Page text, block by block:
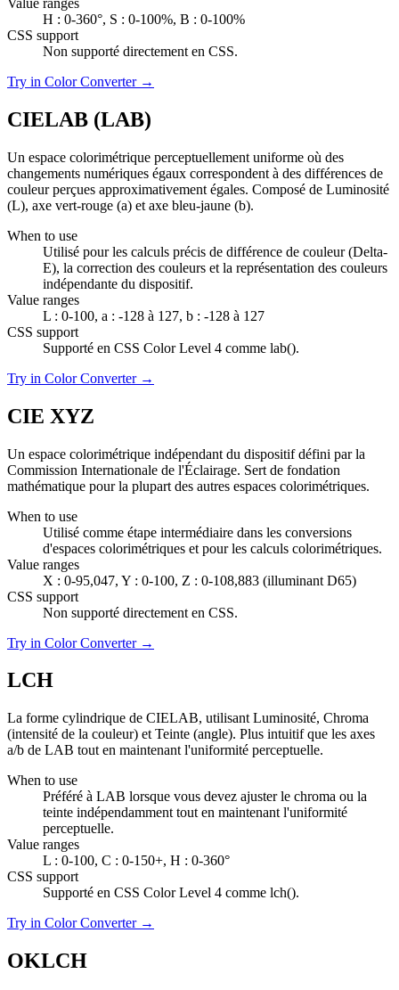
H : 0-360°, S : 0-100%, B : 0-100%
CSS support
Non supporté directement en CSS.
Try in Color Converter →
CIELAB (LAB)
Un espace colorimétrique perceptuellement uniforme où des
changements numériques égaux correspondent à des différences de
couleur perçues approximativement égales. Composé de Luminosité
(L), axe vert-rouge (a) et axe bleu-jaune (b).
When to use
Utilisé pour les calculs précis de différence de couleur (Delta-
E), la correction des couleurs et la représentation des couleurs
indépendante du dispositif.
Value ranges
L : 0-100, a : -128 à 127, b : -128 à 127
CSS support
Supporté en CSS Color Level 4 comme lab().
Try in Color Converter →
CIE XYZ
Un espace colorimétrique indépendant du dispositif défini par la
Commission Internationale de l'Éclairage. Sert de fondation
mathématique pour la plupart des autres espaces colorimétriques.
When to use
Utilisé comme étape intermédiaire dans les conversions
d'espaces colorimétriques et pour les calculs colorimétriques.
Value ranges
X : 0-95,047, Y : 0-100, Z : 0-108,883 (illuminant D65)
CSS support
Non supporté directement en CSS.
Try in Color Converter →
LCH
La forme cylindrique de CIELAB, utilisant Luminosité, Chroma
(intensité de la couleur) et Teinte (angle). Plus intuitif que les axes
a/b de LAB tout en maintenant l'uniformité perceptuelle.
When to use
Préféré à LAB lorsque vous devez ajuster le chroma ou la
teinte indépendamment tout en maintenant l'uniformité
perceptuelle.
Value ranges
L : 0-100, C : 0-150+, H : 0-360°
CSS support
Supporté en CSS Color Level 4 comme lch().
Try in Color Converter →
OKLCH